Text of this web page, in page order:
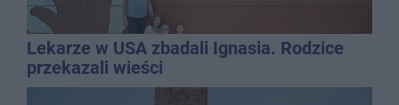
Lekarze w USA zbadali Ignasia. Rodzice
przekazali wieści